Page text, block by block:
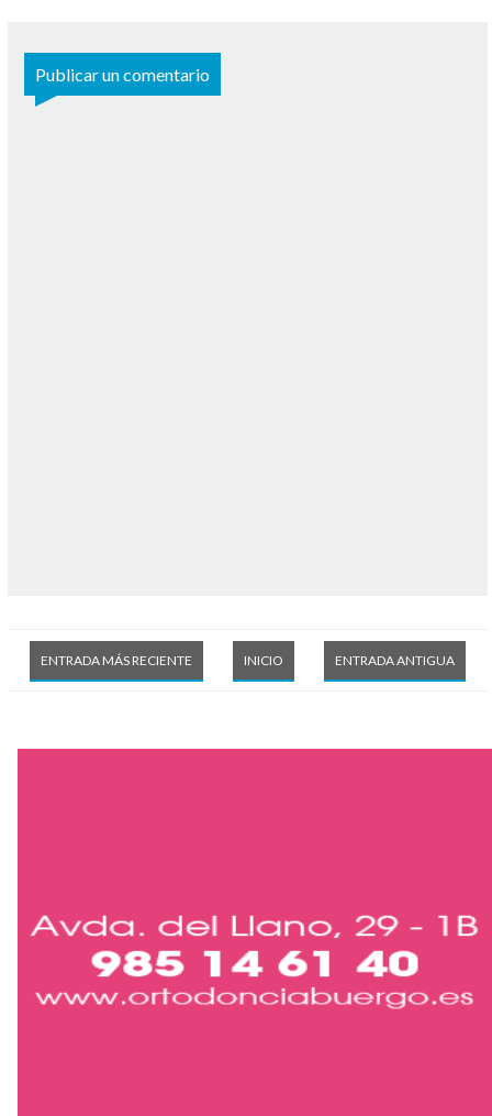
Publicar un comentario
ENTRADA MÁS RECIENTE ENTRADA ANTIGUA
INICIO